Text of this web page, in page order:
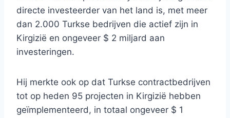
directe investeerder van het land is, met meer
dan 2.000 Turkse bedrijven die actief zijn in
Kirgizië en ongeveer $ 2 miljard aan
investeringen.
Hij merkte ook op dat Turkse contractbedrijven
tot op heden 95 projecten in Kirgizië hebben
geïmplementeerd, in totaal ongeveer $ 1